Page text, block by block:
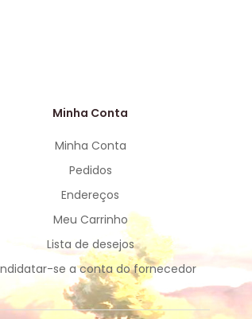
Minha Conta
Minha Conta
Pedidos
Endereços
Meu Carrinho
Lista de desejos
se a conta do fornecedor